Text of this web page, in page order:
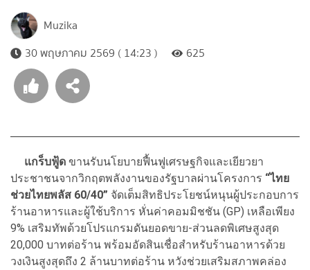
Muzika
30 พฤษภาคม 2569 ( 14:23 )
625
แกร็บฟู้ด ขานรับนโยบายฟื้นฟูเศรษฐกิจและเยียวยา
ประชาชนจากวิกฤตพลังงานของรัฐบาลผ่านโครงการ “ไทย
ช่วยไทยพลัส 60/40” จัดเต็มสิทธิประโยชน์หนุนผู้ประกอบการ
ร้านอาหารและผู้ใช้บริการ หั่นค่าคอมมิชชัน (GP) เหลือเพียง
9% เสริมทัพด้วยโปรแกรมดันยอดขาย-ส่วนลดพิเศษสูงสุด
20,000 บาทต่อร้าน พร้อมอัดสินเชื่อสำหรับร้านอาหารด้วย
วงเงินสูงสุดถึง 2 ล้านบาทต่อร้าน หวังช่วยเสริมสภาพคล่อง